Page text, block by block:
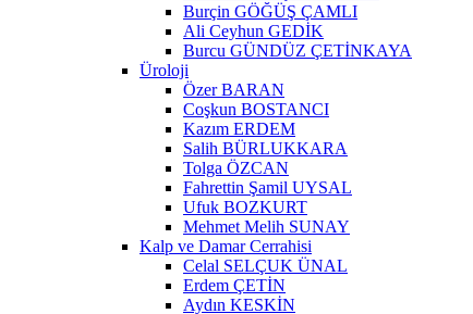
Burçin GÖĞÜŞ ÇAMLI
Ali Ceyhun GEDİK
Burcu GÜNDÜZ ÇETİNKAYA
Üroloji
Özer BARAN
Coşkun BOSTANCI
Kazım ERDEM
Salih BÜRLUKKARA
Tolga ÖZCAN
Fahrettin Şamil UYSAL
Ufuk BOZKURT
Mehmet Melih SUNAY
Kalp ve Damar Cerrahisi
Celal SELÇUK ÜNAL
Erdem ÇETİN
Aydın KESKİN